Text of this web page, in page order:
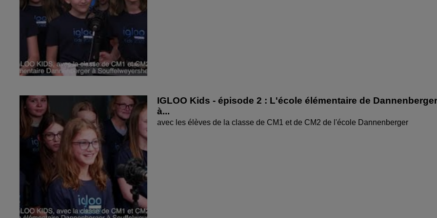
IGLOO Kids - épisode 2 : L'école élémentaire de Dannenberger
à...
avec les élèves de la classe de CM1 et de CM2 de l'école Dannenberger